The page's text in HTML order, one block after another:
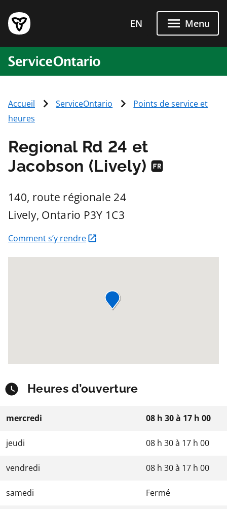
EN Menu
Accueil ServiceOntario
Points de service et
heures
Regional Rd 24 et
Jacobson (Lively)
140, route régionale 24
Lively, Ontario P3Y 1C3
Comment s’y rendre
Heures d’ouverture
mercredi 08 h 30à 17 h 00
jeudi 08 h 30à 17 h 00
vendredi 08 h 30à 17 h 00
samedi Fermé